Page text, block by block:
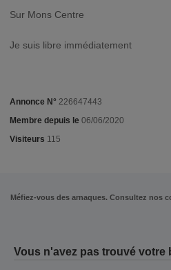
Sur Mons Centre
Je suis libre immédiatement
Annonce N° 226647443
Membre depuis le 06/06/2020
Visiteurs 115
Méfiez-vous des arnaques. Consultez nos
Vous n'avez pas trouvé votre